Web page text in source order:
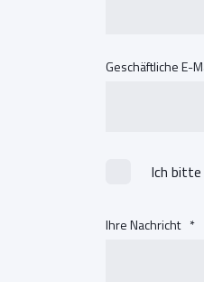
Geschäftliche E-
Ich bitte
Ihre Nachricht *